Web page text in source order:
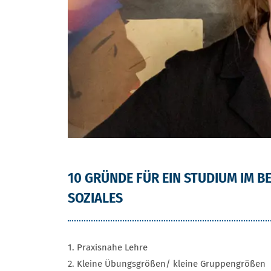
10 GRÜNDE FÜR EIN STUDIUM IN
10 GRÜNDE FÜR EIN STUDIUM IM
SOZIALES
1. Praxisnahe Lehre
2. Kleine Übungsgrößen/ kleine Gruppengrößen